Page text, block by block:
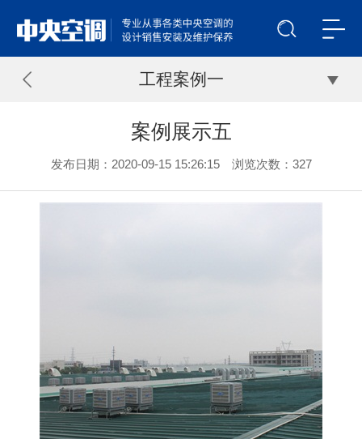
工程案例一
案例展示五
发布日期：2020-09-15 15:26:15 浏览次数： 327